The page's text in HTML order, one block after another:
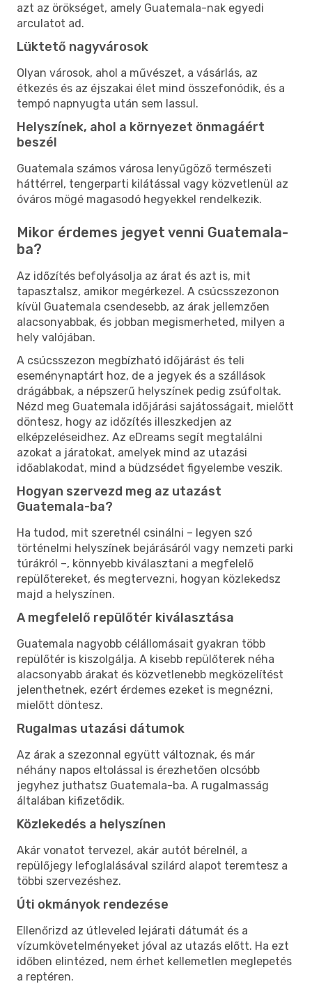
azt az örökséget, amely Guatemala-nak egyedi
arculatot ad.
Lüktető nagyvárosok
Olyan városok, ahol a művészet, a vásárlás, az
étkezés és az éjszakai élet mind összefonódik, és a
tempó napnyugta után sem lassul.
Helyszínek, ahol a környezet önmagáért
beszél
Guatemala számos városa lenyűgöző természeti
háttérrel, tengerparti kilátással vagy közvetlenül az
óváros mögé magasodó hegyekkel rendelkezik.
Mikor érdemes jegyet venni Guatemala-
ba?
Az időzítés befolyásolja az árat és azt is, mit
tapasztalsz, amikor megérkezel. A csúcsszezonon
kívül Guatemala csendesebb, az árak jellemzően
alacsonyabbak, és jobban megismerheted, milyen a
hely valójában.
A csúcsszezon megbízható időjárást és teli
eseménynaptárt hoz, de a jegyek és a szállások
drágábbak, a népszerű helyszínek pedig zsúfoltak.
Nézd meg Guatemala időjárási sajátosságait, mielőtt
döntesz, hogy az időzítés illeszkedjen az
elképzeléseidhez. Az eDreams segít megtalálni
azokat a járatokat, amelyek mind az utazási
időablakodat, mind a büdzsédet figyelembe veszik.
Hogyan szervezd meg az utazást
Guatemala-ba?
Ha tudod, mit szeretnél csinálni – legyen szó
történelmi helyszínek bejárásáról vagy nemzeti parki
túrákról –, könnyebb kiválasztani a megfelelő
repülőtereket, és megtervezni, hogyan közlekedsz
majd a helyszínen.
A megfelelő repülőtér kiválasztása
Guatemala nagyobb célállomásait gyakran több
repülőtér is kiszolgálja. A kisebb repülőterek néha
alacsonyabb árakat és közvetlenebb megközelítést
jelenthetnek, ezért érdemes ezeket is megnézni,
mielőtt döntesz.
Rugalmas utazási dátumok
Az árak a szezonnal együtt változnak, és már
néhány napos eltolással is érezhetően olcsóbb
jegyhez juthatsz Guatemala-ba. A rugalmasság
általában kifizetődik.
Közlekedés a helyszínen
Akár vonatot tervezel, akár autót bérelnél, a
repülőjegy lefoglalásával szilárd alapot teremtesz a
többi szervezéshez.
Úti okmányok rendezése
Ellenőrizd az útleveled lejárati dátumát és a
vízumkövetelményeket jóval az utazás előtt. Ha ezt
időben elintézed, nem érhet kellemetlen meglepetés
a reptéren.